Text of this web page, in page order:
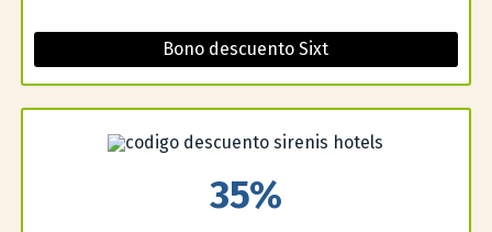
Bono descuento Sixt
35%